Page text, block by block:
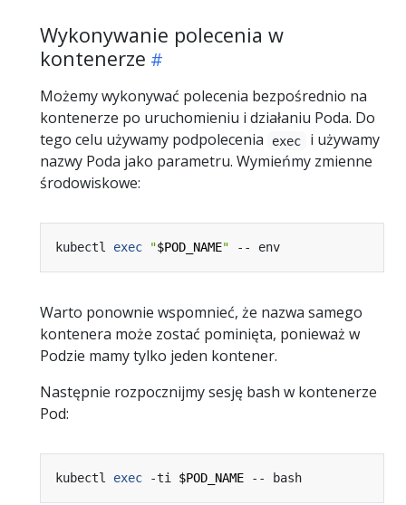
Wykonywanie polecenia w
kontenerze
Możemy wykonywać polecenia bezpośrednio na
kontenerze po uruchomieniu i działaniu Poda. Do
tego celu używamy podpolecenia
exec
i używamy
nazwy Poda jako parametru. Wymieńmy zmienne
środowiskowe:
kubectl exec "$POD_NAME"
Warto ponownie wspomnieć, że nazwa samego
kontenera może zostać pominięta, ponieważ w
Podzie mamy tylko jeden kontener.
Następnie rozpocznijmy sesję bash w kontenerze
Pod:
kubectl exec -ti $POD_NAME